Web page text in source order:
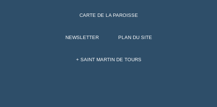
CARTE DE LA PAROISSE
NEWSLETTER PLAN DU SITE
+ SAINT MARTIN DE TOURS